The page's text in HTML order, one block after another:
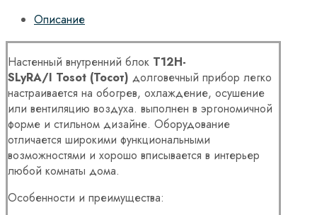
Описание
Настенный внутренний блок T12H-
SLyRA/I Tosot (Тосот) долговечный прибор легко
настраивается на обогрев, охлаждение, осушение
или вентиляцию воздуха. выполнен в эргономичной
форме и стильном дизайне. Оборудование
отличается широкими функциональными
возможностями и хорошо вписывается в интерьер
любой комнаты дома.
Особенности и преимущества: